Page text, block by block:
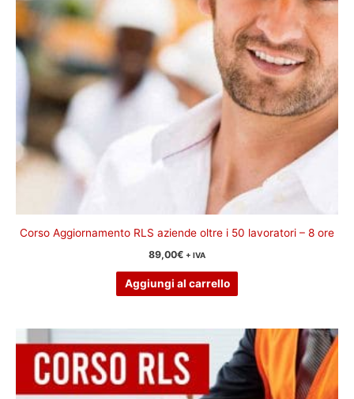
Corso Aggiornamento RLS aziende oltre i 50 lavoratori – 8 ore
89,00€ + IVA
Aggiungi al carrello